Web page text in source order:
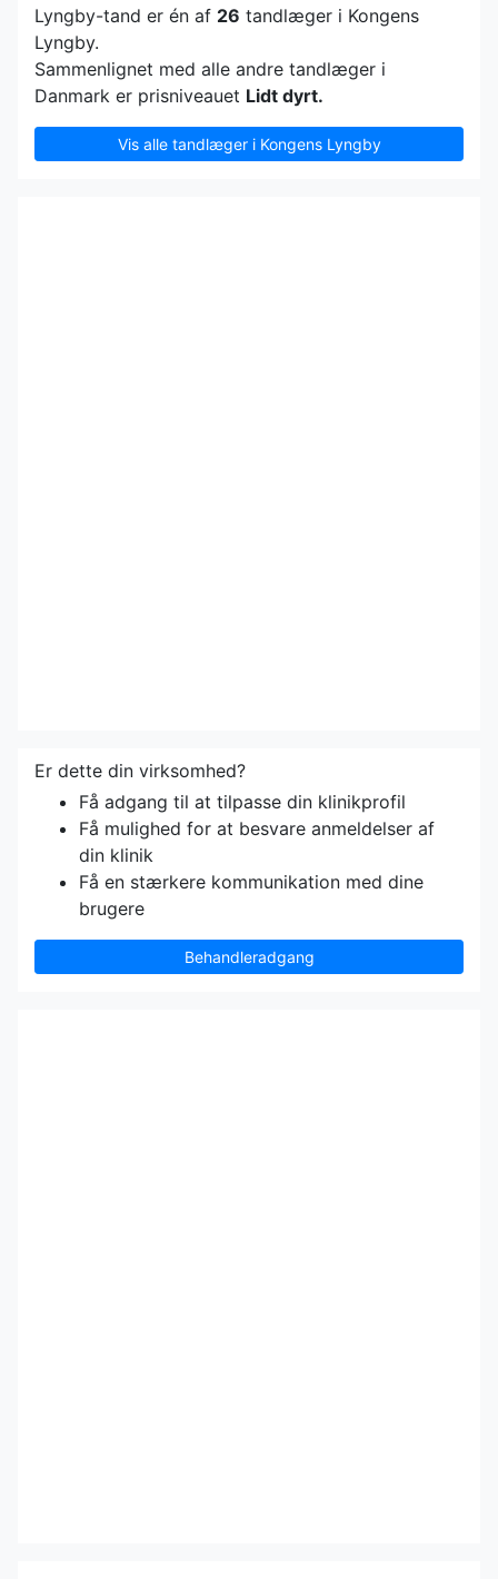
Lyngby-tand er én af 26 tandlæger i Kongens
Lyngby.
Sammenlignet med alle andre tandlæger i
Danmark er prisniveauet Lidt dyrt.
Vis alle tandlæger i Kongens Lyngby
Er dette din virksomhed?
Få adgang til at tilpasse din klinikprofil
Få mulighed for at besvare anmeldelser af
din klinik
Få en stærkere kommunikation med dine
brugere
Behandleradgang